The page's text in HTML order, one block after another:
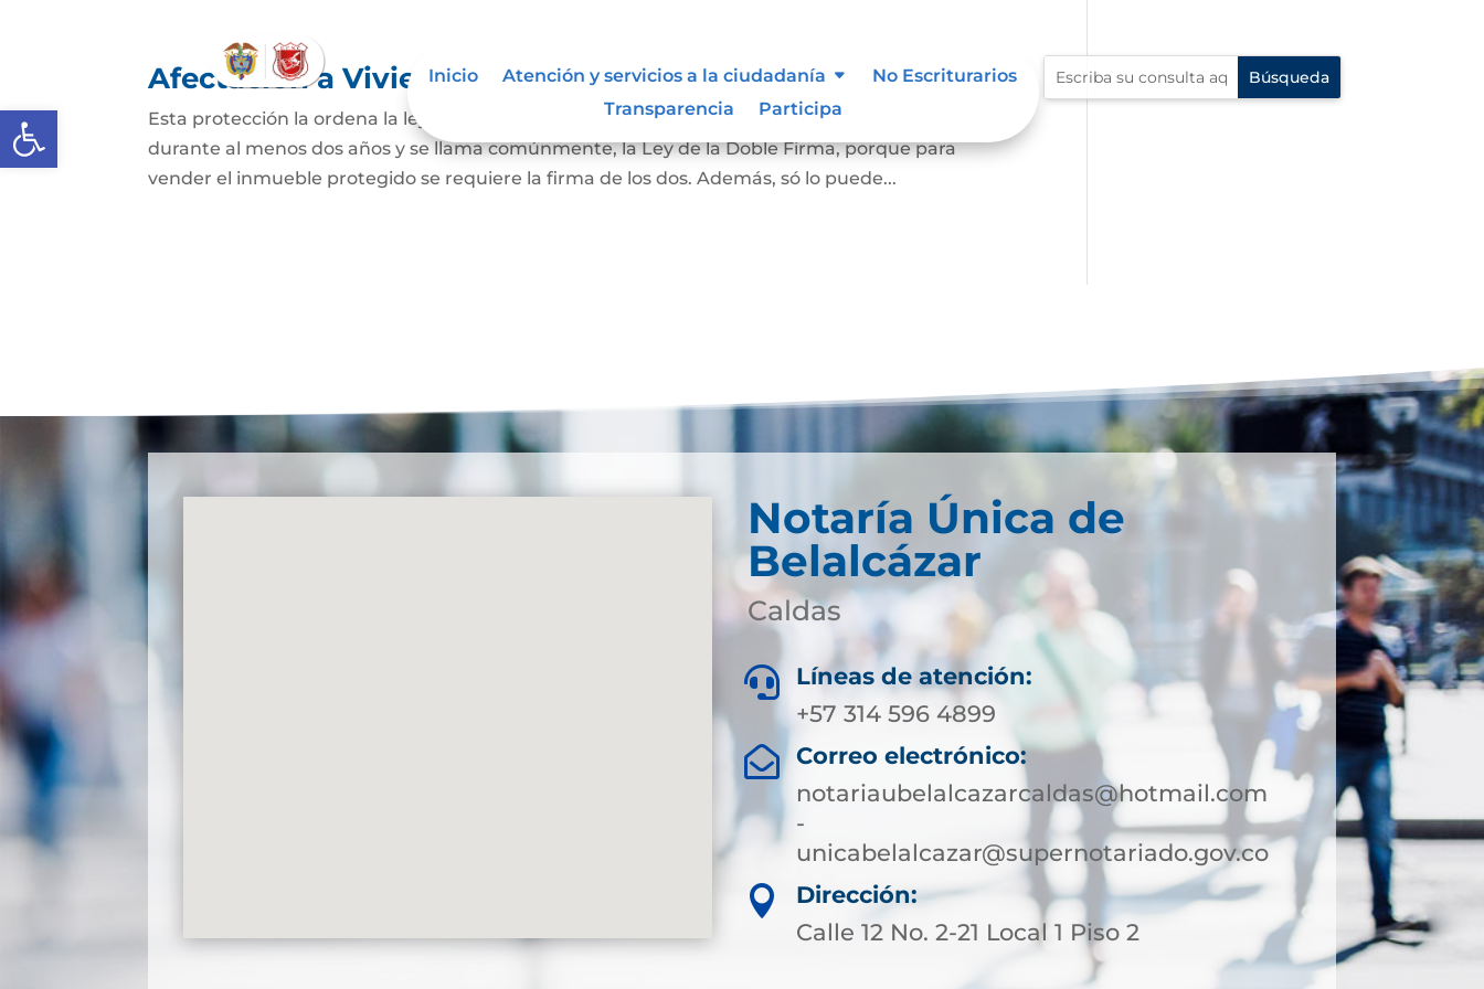
Abrir barra de herramientas
Inicio Atención y servicios a la ciudadanía
No Escriturarios
Transparencia
Participa
Afectación a Vivienda familiar
Esta protección la ordena la ley sobre la vivienda que habita la pareja casada o en unión marital
durante al menos dos años y se llama comúnmente, la Ley de la Doble Firma, porque para
vender el inmueble protegido se requiere la firma de los dos. Además, só lo puede...
Notaría Única de
Belalcázar
Caldas

Líneas de atención:
+57 314 596 4899

Correo electrónico:
notariaubelalcazarcaldas@hotmail.com
-
unicabelalcazar@supernotariado.gov.co

Dirección:
Calle 12 No. 2-21 Local 1 Piso 2